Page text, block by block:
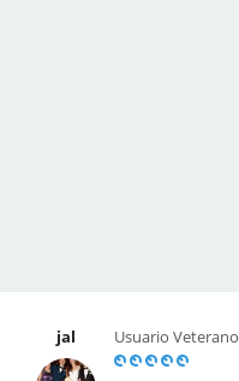
jal Usuario Veterano